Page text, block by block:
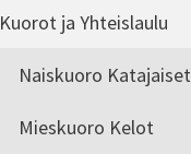
Kuorot ja Yhteislaulu
Naiskuoro Katajaiset
Mieskuoro Kelot